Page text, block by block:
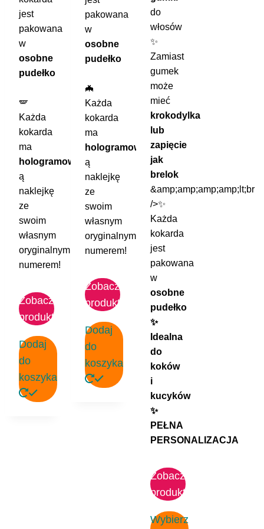
jest
pakowana
w
osobne
pudełko
🪽
Każda
kokarda
ma
hologramow
ą
naklejkę
ze
swoim
własnym
oryginalnym
numerem!
Zobacz
produkt
Dodaj
do
koszyka
pakowana
w
osobne
pudełko
🦇
Każda
kokarda
ma
hologramow
ą
naklejkę
ze
swoim
własnym
oryginalnym
numerem!
Zobacz
produkt
Dodaj
do
koszyka
do
włosów
✨
Zamiast
gumek
może
mieć
krokodylka
lub
zapięcie
jak
brelok
&amp;amp;amp;amp;lt;br
/>✨
Każda
kokarda
jest
pakowana
w
osobne
pudełko
✨
Idealna
do
koków
i
kucyków
✨
PEŁNA
PERSONALIZACJA
Zobacz
produkt
Wybierz